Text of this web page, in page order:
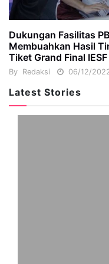
Dukungan Fasilitas
Membuahkan Hasil
Tiket Grand Final
By Redaksi 06/12/
Latest Stories